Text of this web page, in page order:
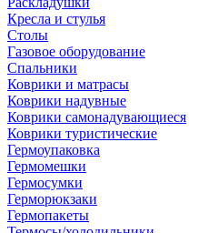
Кресла и стулья
Столы
Газовое оборудование
Спальники
Коврики и матрасы
Коврики надувные
Коврики самонадувающиеся
Коврики туристические
Гермоупаковка
Гермомешки
Гермосумки
Герморюкзаки
Гермопакеты